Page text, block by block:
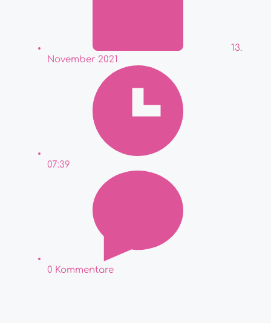
13.
November 2021
07:39
0 Kommentare